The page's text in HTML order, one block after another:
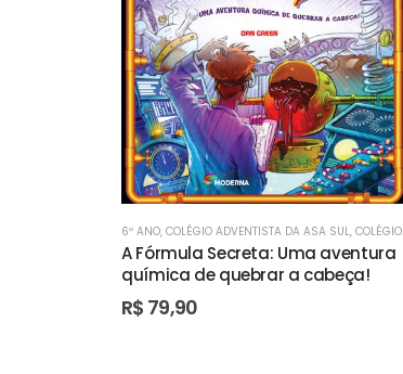
6º ANO, COLÉGIO ADVENTISTA DA ASA SUL, COLÉGIO ADVENTISTA DE ÁGUAS CLARAS
A Fórmula Secreta: Uma aventura
química de quebrar a cabeça!
R$ 79,90